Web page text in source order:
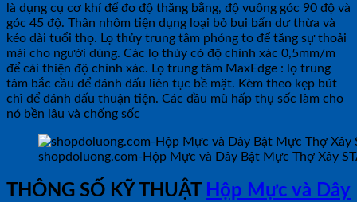
là dụng cụ cơ khí để đo độ thăng bằng, độ vuông góc 90 độ và
góc 45 độ. Thân nhôm tiện dụng loại bỏ bụi bẩn dư thừa và
kéo dài tuổi thọ. Lọ thủy trung tâm phóng to để tăng sự thoải
mái cho người dùng. Các lọ thủy có độ chính xác 0,5mm/m
để cải thiện độ chính xác. Lọ trung tâm MaxEdge : lọ trung
tâm bắc cầu để đánh dấu liên tục bề mặt. Kèm theo kẹp bút
chì để đánh dấu thuận tiện. Các đầu mũ hấp thụ sốc làm cho
nó bền lâu và chống sốc
shopdoluong.com-Hộp Mực và Dây Bật Mực Thợ Xây
THÔNG SỐ KỸ THUẬT
Hộp Mực và Dây